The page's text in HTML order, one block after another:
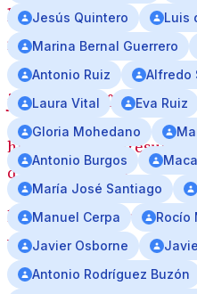
luz-
no-
cesa-
jurado_1_1405698.html
https://libros.cc/results?
q=9791399167542
https://
v=eW8o1gbkUJc
Jesús Quintero
Luis
Marina Bernal Guerrero
Antonio Ruiz
Alfredo
Laura Vital
Eva Ruiz
Gloria Mohedano
Antonio Burgos
María José Santiago
Manuel Cerpa
Rocío
Javier Osborne
Antonio Rodríguez Buzón